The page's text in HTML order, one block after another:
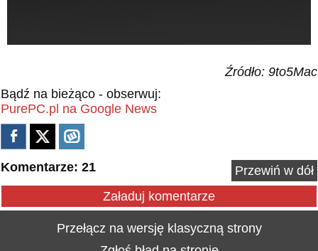
Źródło: 9to5Mac
Bądź na bieżąco - obserwuj:
PurePC.pl na Google News
Komentarze: 21
Przewiń w dół
Załaduj komentarze
Przełącz na wersję klasyczną strony